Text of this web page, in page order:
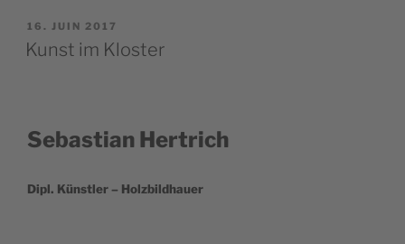
PUBLIÉ
LE
16. JUIN 2017
Kunst im Kloster
Sebas­tian Hertrich
Dipl. Künst­ler – Holzbildhauer